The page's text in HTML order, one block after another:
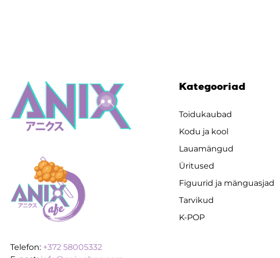
Telefon: +372 58005332
Kategooriad
Toidukaubad
Kodu ja kool
Lauamängud
Üritused
Figuurid ja mänguasjad
Tarvikud
K-POP